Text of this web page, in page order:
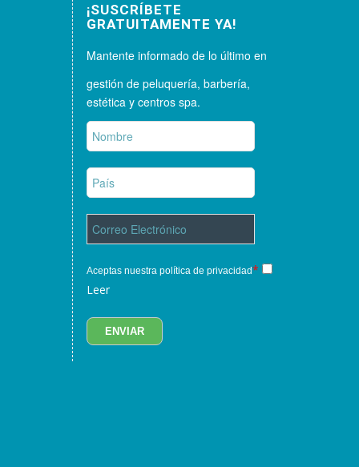
¡SUSCRÍBETE
GRATUITAMENTE YA!
Mantente informado de lo último en
gestión de peluquería, barbería,
estética y centros spa.
Aceptas nuestra política de privacidad*
Leer